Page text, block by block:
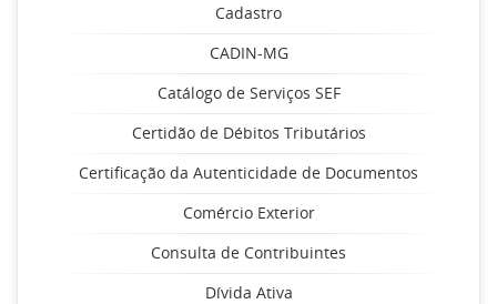
Cadastro
CADIN-MG
Catálogo de Serviços SEF
Certidão de Débitos Tributários
Certificação da Autenticidade de Documentos
Comércio Exterior
Consulta de Contribuintes
Dívida Ativa